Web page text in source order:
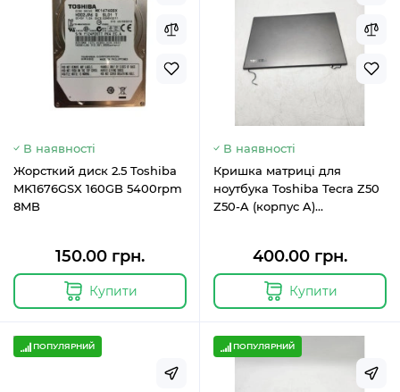
В наявності
Жорсткий диск 2.5 Toshiba
MK1676GSX 160GB 5400rpm
8MB
150.00 грн.
Купити
В наявності
Кришка матриці для
ноутбука Toshiba Tecra Z50
Z50-A (корпус A)
400.00 грн.
Купити
ПОПУЛЯРНИЙ ПОПУЛЯРНИЙ